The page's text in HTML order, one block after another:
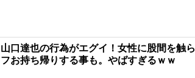
山口達也の行為がエグイ！女性に股間を触
フお持ち帰りする事も。やばすぎるｗｗ